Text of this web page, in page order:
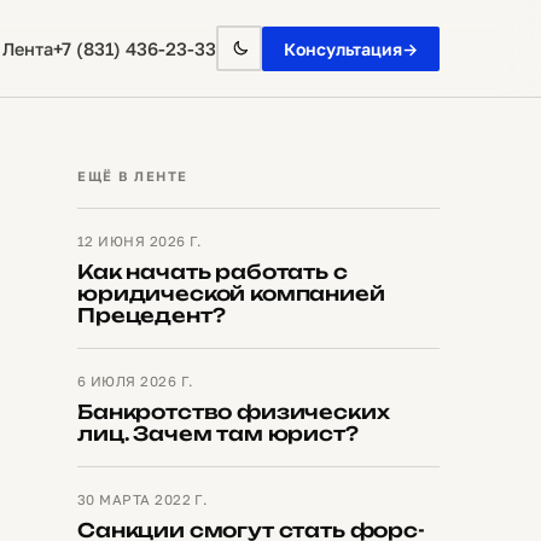
+7 (831) 436-23-33 Консультация→
ЕЩЁ В ЛЕНТЕ
12 ИЮНЯ 2026 Г.
Как начать работать с
юридической компанией
Прецедент?
6 ИЮЛЯ 2026 Г.
Банкротство физических
лиц. Зачем там юрист?
30 МАРТА 2022 Г.
Санкции смогут стать форс-